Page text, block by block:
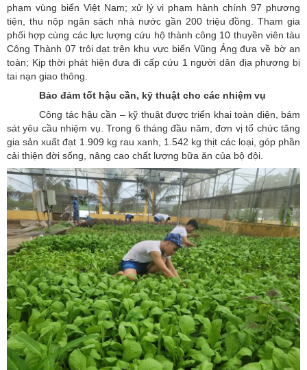
phạm vùng biển Việt Nam; xử lý vi phạm hành chính 97 phương
tiện, thu nộp ngân sách nhà nước gần 200 triệu đồng. Tham gia
phối hợp cùng các lực lượng cứu hộ thành công 10 thuyền viên tàu
Công Thành 07 trôi dạt trên khu vực biển Vũng Áng đưa về bờ an
toàn; Kịp thời phát hiện đưa đi cấp cứu 1 người dân địa phương bị
tai nạn giao thông.
Bảo đảm tốt hậu cần, kỹ thuật cho các nhiệm vụ
Công tác hậu cần – kỹ thuật được triển khai toàn diện, bám
sát yêu cầu nhiệm vụ. Trong 6 tháng đầu năm, đơn vị tổ chức tăng
gia sản xuất đạt 1.909 kg rau xanh, 1.542 kg thịt các loại, góp phần
cải thiện đời sống, nâng cao chất lượng bữa ăn của bộ đội.